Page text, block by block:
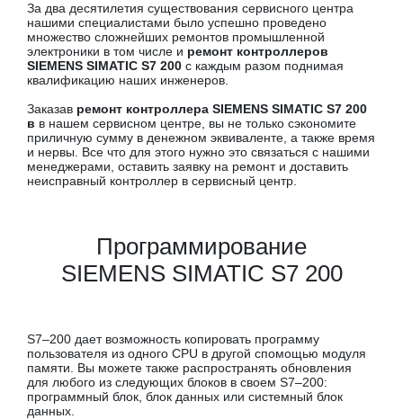
За два десятилетия существования сервисного центра
нашими специалистами было успешно проведено
множество сложнейших ремонтов промышленной
электроники в том числе и ремонт контроллеров
SIEMENS SIMATIC S7 200 с каждым разом поднимая
квалификацию наших инженеров.
Заказав ремонт контроллера SIEMENS SIMATIC S7 200
в в нашем сервисном центре, вы не только сэкономите
приличную сумму в денежном эквиваленте, а также время
и нервы. Все что для этого нужно это связаться с нашими
менеджерами, оставить заявку на ремонт и доставить
неисправный контроллер в сервисный центр.
Программирование
SIEMENS SIMATIC S7 200
S7–200 дает возможность копировать программу
пользователя из одного CPU в другой спомощью модуля
памяти. Вы можете также распространять обновления
для любого из следующих блоков в своем S7–200:
программный блок, блок данных или системный блок
данных.